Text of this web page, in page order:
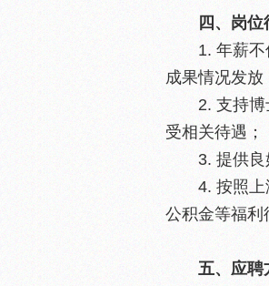
四、岗位
1. 年薪
成果情况发放
2. 支持
受相关待遇；
3. 提供良
4. 按照上
公积金等福利
五、应聘